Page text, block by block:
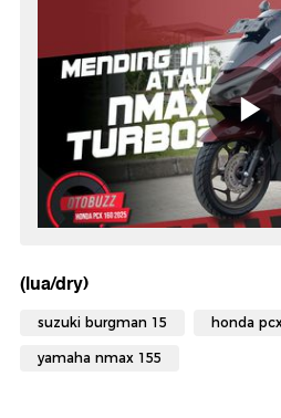
(lua/dry)
suzuki burgman 15 honda
yamaha nmax 155